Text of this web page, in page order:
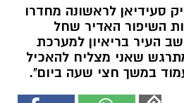
סעידיאן לראשונה מחדרו
השיפור האדיר שחל
העיר בריאיון למערכת
שאני מצליח להאכיל
במשך חצי שעה ביום".